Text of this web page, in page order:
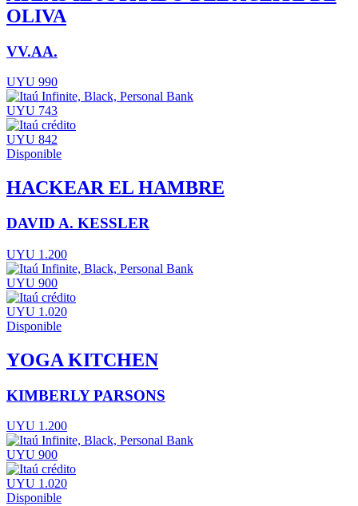
OLIVA
VV.AA.
UYU 990
UYU 743
UYU 842
Disponible
HACKEAR EL HAMBRE
DAVID A. KESSLER
UYU 1.200
UYU 900
UYU 1.020
Disponible
YOGA KITCHEN
KIMBERLY PARSONS
UYU 1.200
UYU 900
UYU 1.020
Disponible